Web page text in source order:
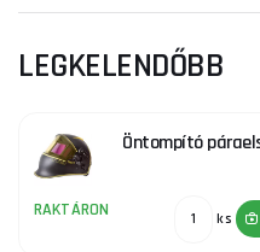
LEGKELENDŐBB
Öntompító
RAKTÁRON ks